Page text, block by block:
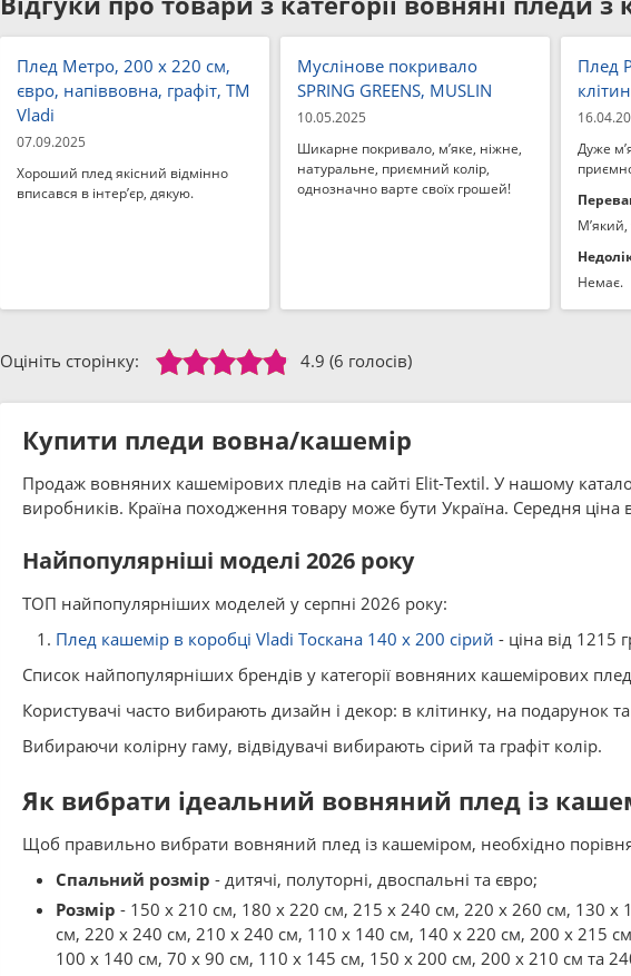
Плед Метро, ​​200 x 220 см,
євро, напіввовна, графіт, ТМ
Vladi
07.09.2025
Хороший плед якісний відмінно
вписався в інтер’єр, дякую.
Муслінове покривало
SPRING GREENS, MUSLIN
10.05.2025
Шикарне покривало, м’яке, ніжне,
натуральне, приємний колір,
однозначно варте своїх грошей!
Плед
Дуже
Немає.
Оцініть сторінку: 4.9 (6 голосів)
Купити пледи вовна/кашемір
Продаж вовняних кашемірових пледів на сайті Elit-Textil. У нашому
виробників. Країна походження товару може бути Україна. Середня
Найпопулярніші моделі 2026 року
ТОП найпопулярніших моделей у серпні 2026 року:
Плед кашемір в коробці Vladi Тоскана 140 x 200 сірий - ціна від 1215
Список найпопулярніших брендів у категорії вовняних кашемірових
Користувачі часто вибирають дизайн і декор: в клітинку, на подарунок
Вибираючи колірну гаму, відвідувачі вибирають сірий та графіт колір.
Як вибрати ідеальний вовняний плед із
Щоб правильно вибрати вовняний плед із кашеміром, необхідно
Спальний розмір - дитячі, полуторні, двоспальні та євро;
Розмір - 150 x 210 см, 180 x 220 см, 215 x 240 см, 220 x 260 см, 130
см, 220 x 240 см, 210 x 240 см, 110 x 140 см, 140 x 220 см, 200 x 215
100 x 140 см, 70 x 90 см, 110 x 145 см, 150 x 200 см, 200 x 210 см та